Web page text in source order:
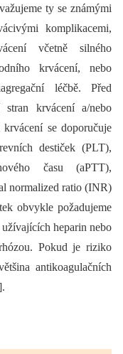
ty se známými
komplikacemi,
včetně silného
krvácení, nebo
léčbě. Před
krvácení a/nebo
se doporučuje
destiček (PLT),
času (aPTT),
normalized ratio (INR)
obvykle požadujeme
heparin nebo
Pokud je riziko
antikoagulačních